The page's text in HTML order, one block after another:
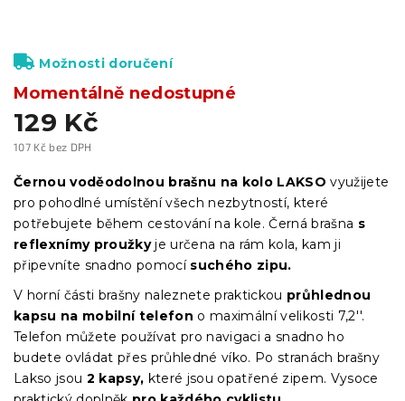
129 Kč
107 Kč bez DPH
cena:
Momentálně nedostupné
Možnosti doručení
Černou voděodolnou brašnu na kolo LAKSO využijete
pro pohodlné umístění všech nezbytností, které
potřebujete během cestování na kole. Černá brašna s
reflexnímy proužkyje určena na rám kola, kam ji
připevníte snadno pomocí suchého zipu.
V horní části brašny naleznete praktickou průhlednou
kapsu na mobilní telefon o maximální velikosti 7,2''.
Telefon můžete používat pro navigaci a snadno ho
budete ovládat přes průhledné víko. Po stranách brašny
Lakso jsou 2 kapsy, které jsou opatřené zipem. Vysoce